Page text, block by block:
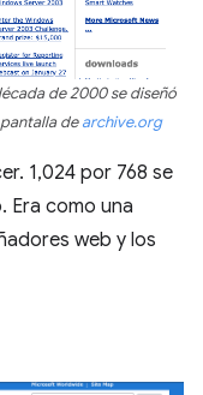
de 2000 se diseñó
dearchive.org
1,024 por 768 se
Era como una
web y los